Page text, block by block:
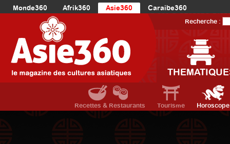
Monde360 Afrik360 Asie360
Caraibe360
Europe360
AmériqueDuNord360
Océanie360
Recherche :
Recettes & Restaurants Tourisme Horoscope